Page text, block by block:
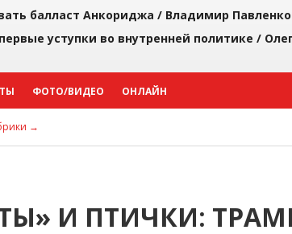
балласт Анкориджа / Владимир Павленко
уступки во внутренней политике /
ФОТО/ВИДЕО ОНЛАЙН
→
И ПТИЧКИ: